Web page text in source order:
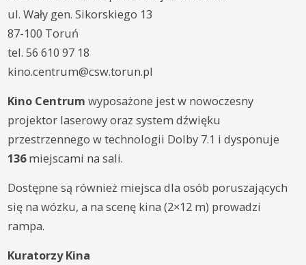
ul. Wały gen. Sikorskiego 13
87-100 Toruń
tel. 56 610 97 18
kino.centrum@csw.torun.pl
Kino Centrumwyposażone jest w nowoczesny
projektor laserowy oraz system dźwięku
przestrzennego w technologii Dolby 7.1 i dysponuje
136miejscami na sali.
Dostępne są również miejsca dla osób poruszających
się na wózku, a na scenę kina (2×12 m) prowadzi
rampa.
Kuratorzy Kina